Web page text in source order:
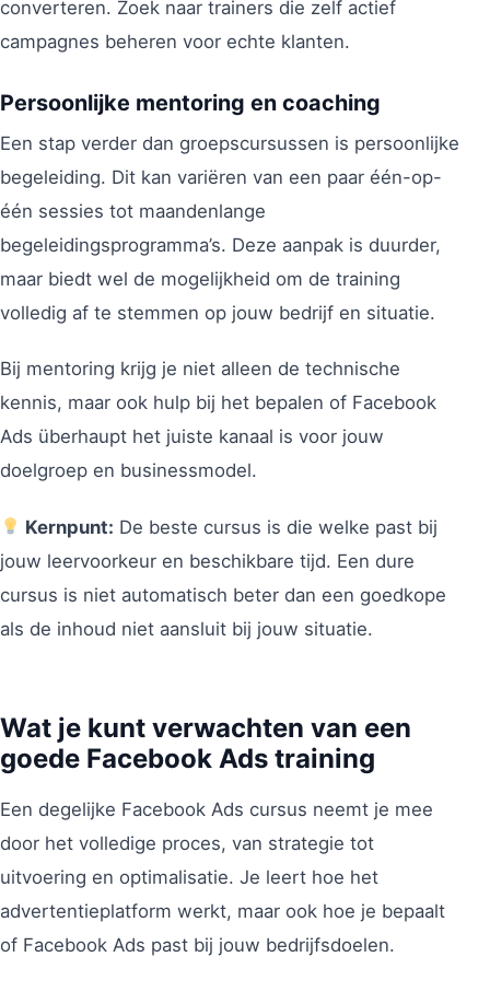
converteren. Zoek naar trainers die zelf actief
campagnes beheren voor echte klanten.
Persoonlijke mentoring en coaching
Een stap verder dan groepscursussen is persoonlijke
begeleiding. Dit kan variëren van een paar één-op-
één sessies tot maandenlange
begeleidingsprogramma’s. Deze aanpak is duurder,
maar biedt wel de mogelijkheid om de training
volledig af te stemmen op jouw bedrijf en situatie.
Bij mentoring krijg je niet alleen de technische
kennis, maar ook hulp bij het bepalen of Facebook
Ads überhaupt het juiste kanaal is voor jouw
doelgroep en businessmodel.
Kernpunt: De beste cursus is die welke past bij
jouw leervoorkeur en beschikbare tijd. Een dure
cursus is niet automatisch beter dan een goedkope
als de inhoud niet aansluit bij jouw situatie.
Wat je kunt verwachten van een
goede Facebook Ads training
Een degelijke Facebook Ads cursus neemt je mee
door het volledige proces, van strategie tot
uitvoering en optimalisatie. Je leert hoe het
advertentieplatform werkt, maar ook hoe je bepaalt
of Facebook Ads past bij jouw bedrijfsdoelen.